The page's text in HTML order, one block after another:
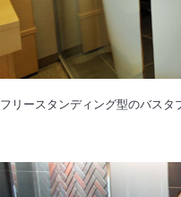
フリースタンディング型のバスタ